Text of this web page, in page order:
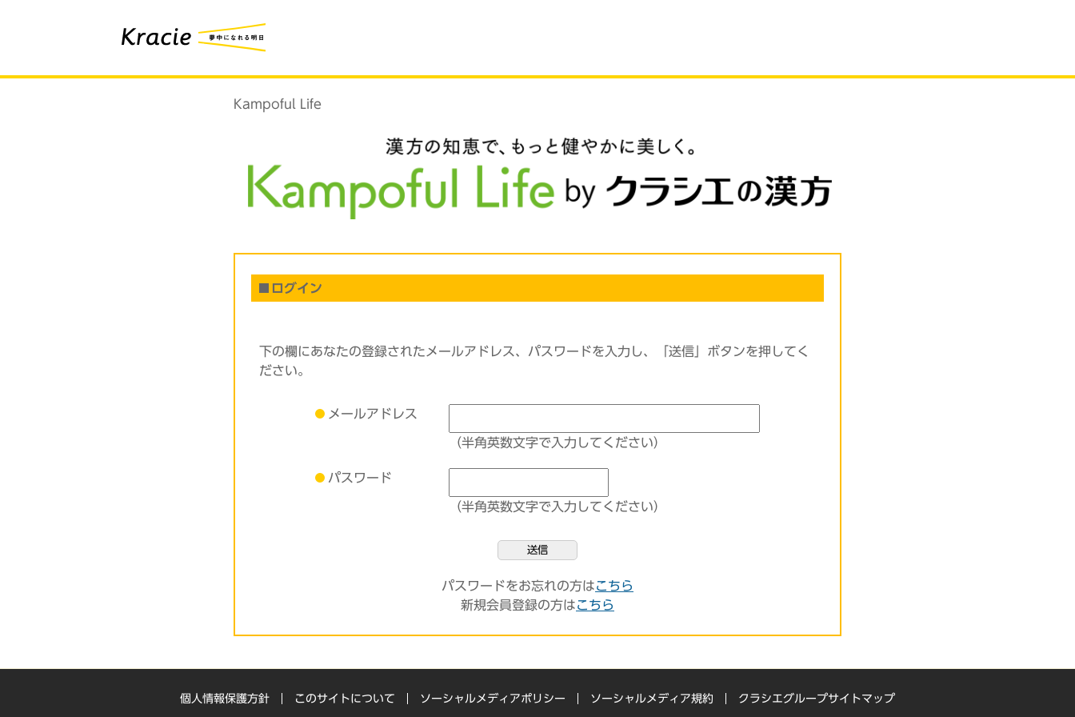
Kampoful Life
ログイン
下の欄にあなたの登録されたメールアドレス、パスワードを入力し、「送信」ボタンを押してく
ださい。
メールアドレス
（半角英数文字で入力してください）
パスワード
（半角英数文字で入力してください）
送信
パスワードをお忘れの方はこちら
新規会員登録の方はこちら
個人情報保護方針 このサイトについて ソーシャルメディアポリシー ソーシャルメディア規約 クラシエグループサイトマップ